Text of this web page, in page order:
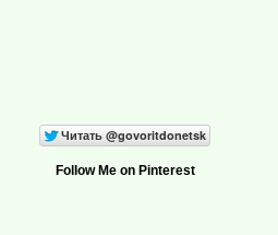
Follow Me on Pinterest